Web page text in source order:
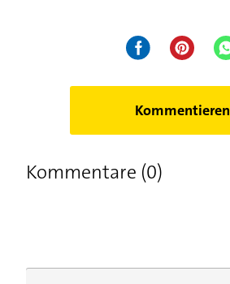
Kommentieren
Kommentare (0)